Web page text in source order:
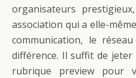
organisateurs
association qui a elle-
communication, le
différence. Il suffit de
rubrique preview pour